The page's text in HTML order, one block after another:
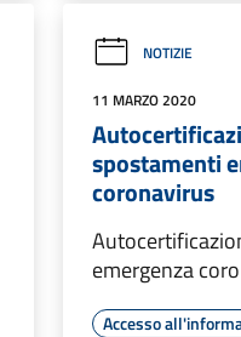
NOTIZIE
11 MARZO 2020
spostamenti
coronavirus
emergenza
Accesso